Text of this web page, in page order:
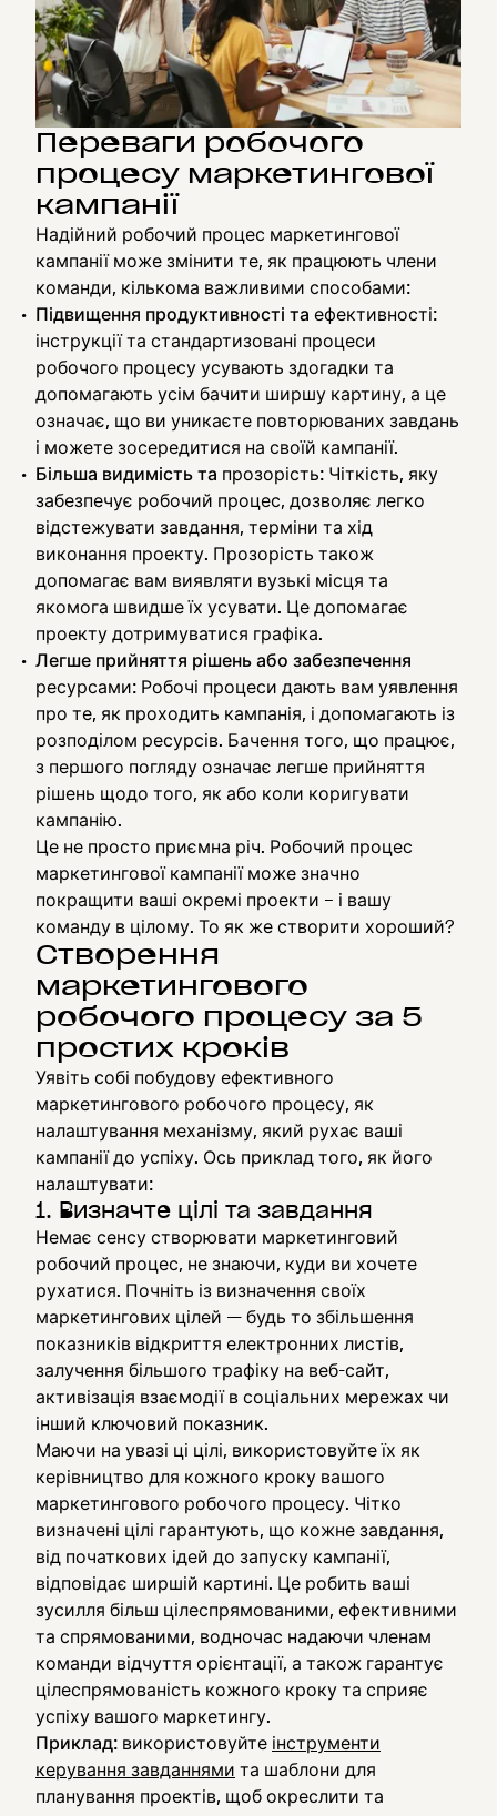
Переваги робочого
процесу маркетингової
кампанії
Надійний робочий процес маркетингової
кампанії може змінити те, як працюють члени
команди, кількома важливими способами:
Підвищення продуктивності та ефективності:
інструкції та стандартизовані процеси
робочого процесу усувають здогадки та
допомагають усім бачити ширшу картину, а це
означає, що ви уникаєте повторюваних завдань
і можете зосередитися на своїй кампанії.
Більша видимість та прозорість: Чіткість, яку
забезпечує робочий процес, дозволяє легко
відстежувати завдання, терміни та хід
виконання проекту. Прозорість також
допомагає вам виявляти вузькі місця та
якомога швидше їх усувати. Це допомагає
проекту дотримуватися графіка.
Легше прийняття рішень або забезпечення
ресурсами: Робочі процеси дають вам уявлення
про те, як проходить кампанія, і допомагають із
розподілом ресурсів. Бачення того, що працює,
з першого погляду означає легше прийняття
рішень щодо того, як або коли коригувати
кампанію.
Це не просто приємна річ. Робочий процес
маркетингової кампанії може значно
покращити ваші окремі проекти – і вашу
команду в цілому. То як же створити хороший?
Створення
маркетингового
робочого процесу за 5
простих кроків
Уявіть собі побудову ефективного
маркетингового робочого процесу, як
налаштування механізму, який рухає ваші
кампанії до успіху. Ось приклад того, як його
налаштувати:
1. Визначте цілі та завдання
Немає сенсу створювати маркетинговий
робочий процес, не знаючи, куди ви хочете
рухатися. Почніть із визначення своїх
маркетингових цілей — будь то збільшення
показників відкриття електронних листів,
залучення більшого трафіку на веб-сайт,
активізація взаємодії в соціальних мережах чи
інший ключовий показник.
Маючи на увазі ці цілі, використовуйте їх як
керівництво для кожного кроку вашого
маркетингового робочого процесу. Чітко
визначені цілі гарантують, що кожне завдання,
від початкових ідей до запуску кампанії,
відповідає ширшій картині. Це робить ваші
зусилля більш цілеспрямованими, ефективними
та спрямованими, водночас надаючи членам
команди відчуття орієнтації, а також гарантує
цілеспрямованість кожного кроку та сприяє
успіху вашого маркетингу.
Приклад: використовуйте інструменти
керування завданнями та шаблони для
планування проектів, щоб окреслити та